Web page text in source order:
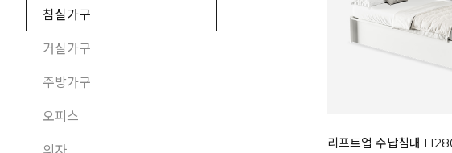
침실가구
거실가구
주방가구
오피스
리프트업 수납침대